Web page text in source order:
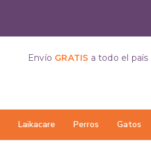
Laikacare Perros Gatos
Envío GRATIS a todo el país